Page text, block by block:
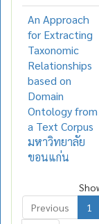
An Approach
for Extracting
Taxonomic
Relationships
based on
Domain
Ontology from
a Text Corpus
มหาวิทยาลัย
ขอนแก่น
Previous
1